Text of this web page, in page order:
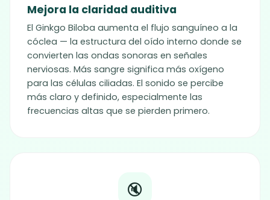
Mejora la claridad auditiva
El Ginkgo Biloba aumenta el flujo sanguíneo a la
cóclea — la estructura del oído interno donde se
convierten las ondas sonoras en señales
nerviosas. Más sangre significa más oxígeno
para las células ciliadas. El sonido se percibe
más claro y definido, especialmente las
frecuencias altas que se pierden primero.
🔇